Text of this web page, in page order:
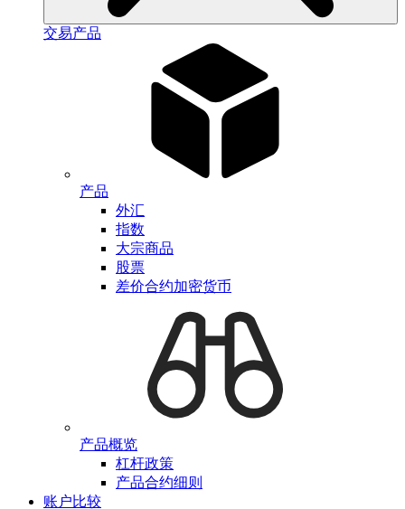
交易产品
产品
外汇
指数
大宗商品
股票
差价合约加密货币
产品概览
杠杆政策
产品合约细则
账户比较